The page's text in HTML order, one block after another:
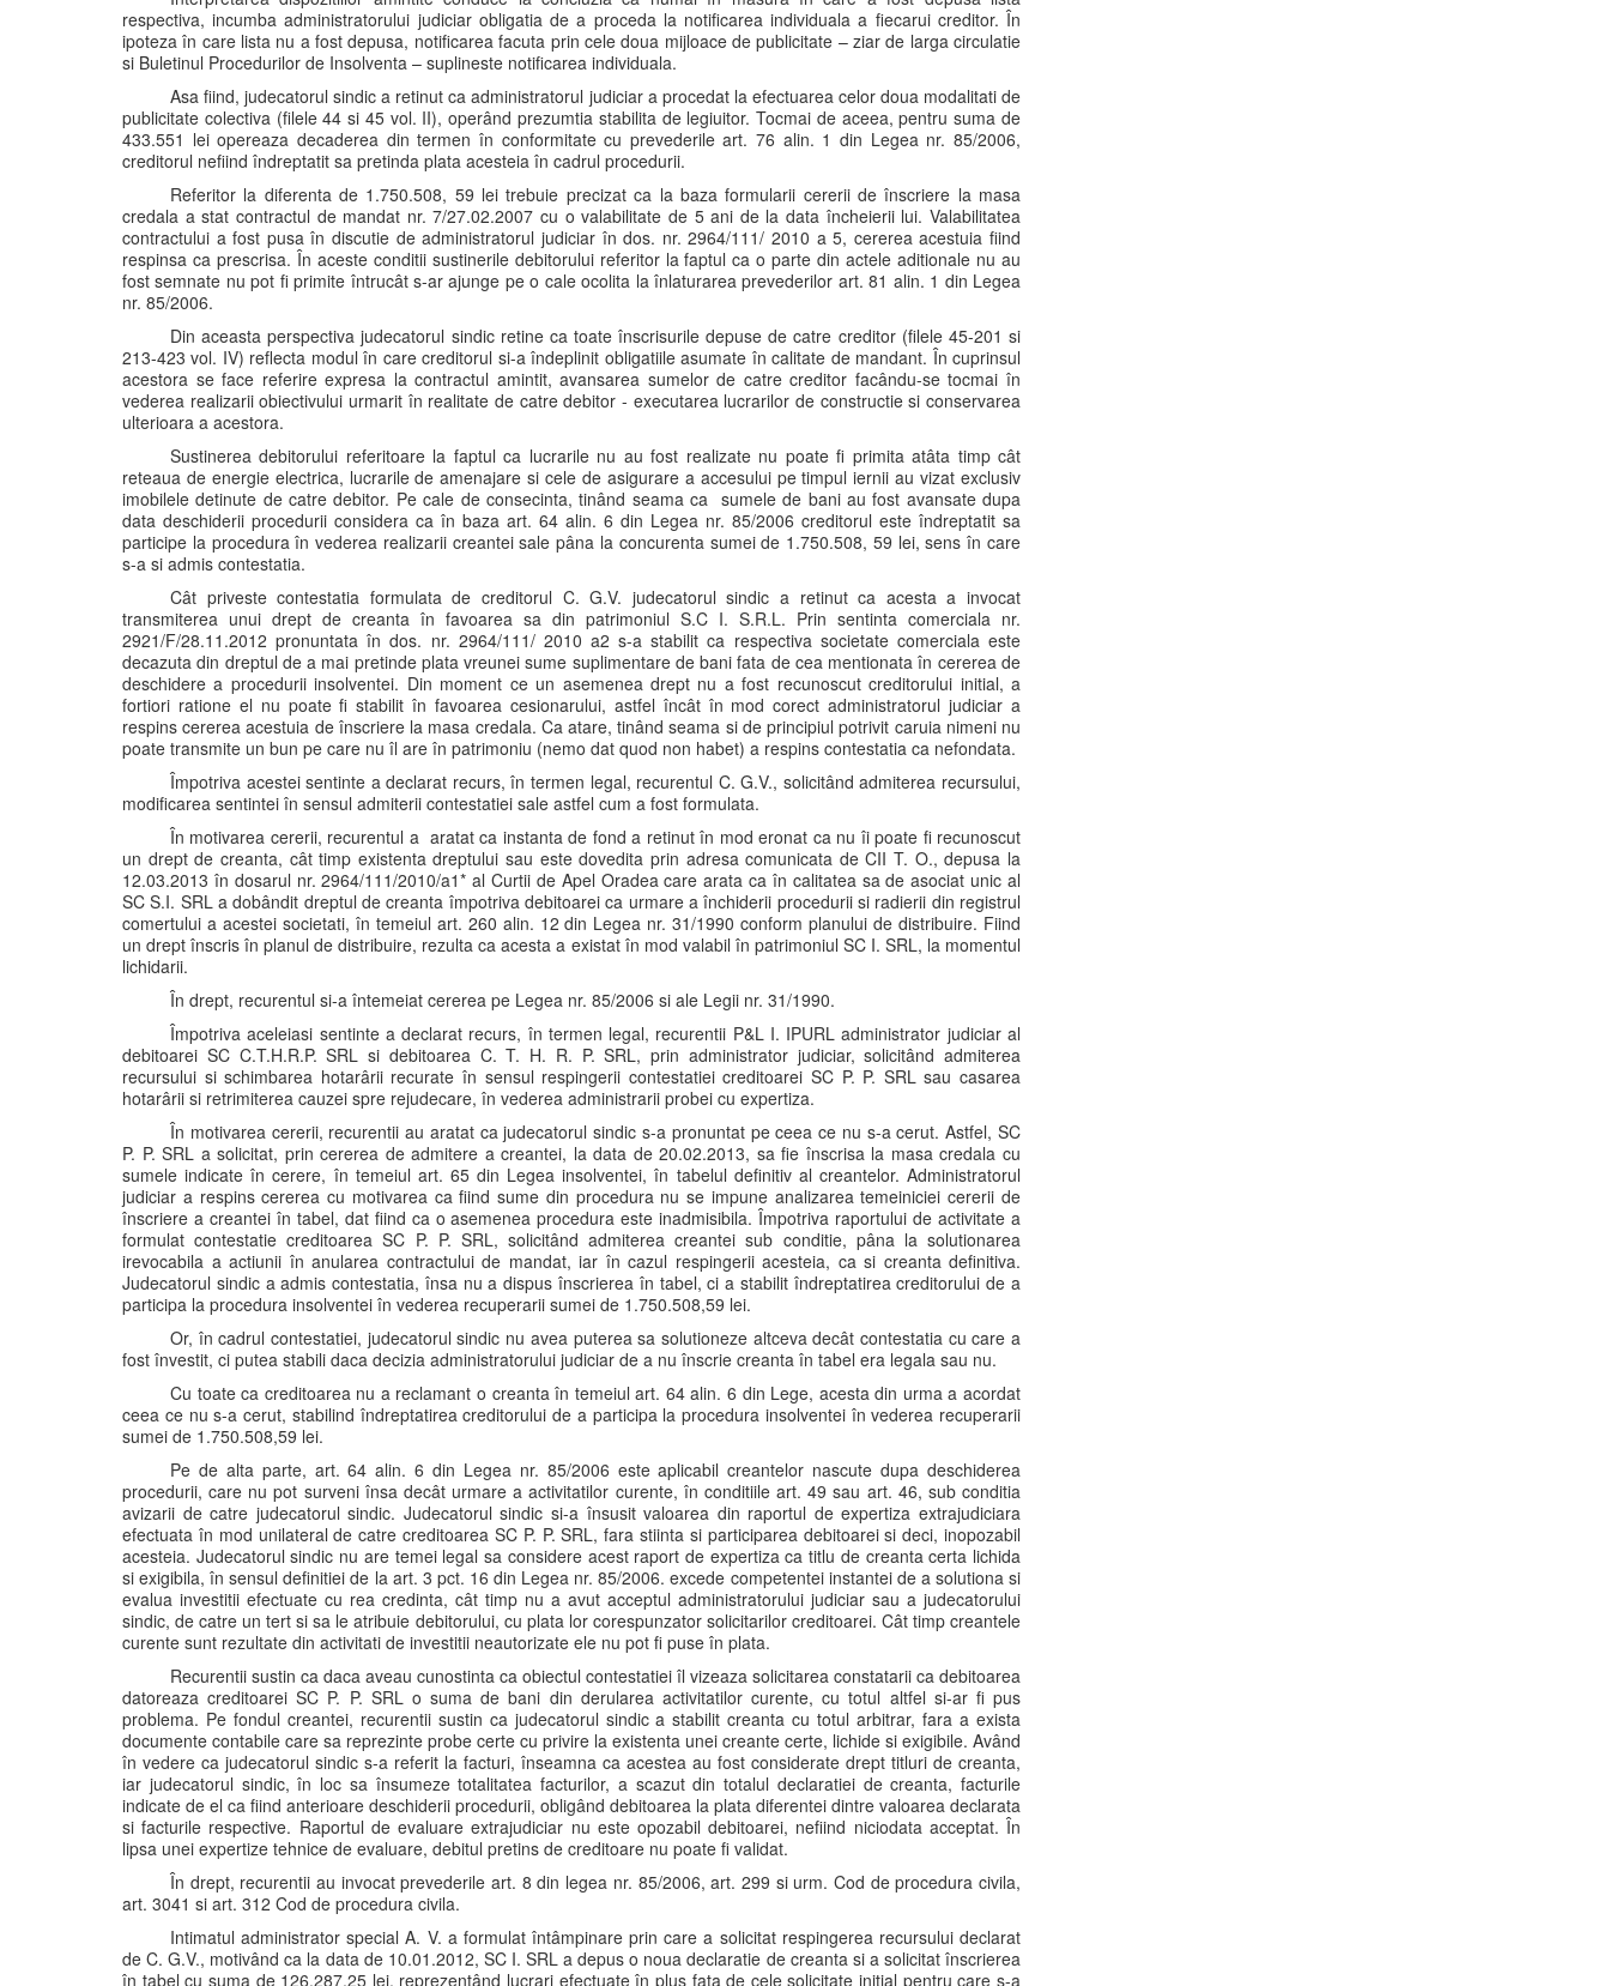
respectiva, incumba administratorului judiciar obligatia de a proceda la notificarea individuala a fiecarui creditor. În
ipoteza în care lista nu a fost depusa, notificarea facuta prin cele doua mijloace de publicitate – ziar de larga circulatie
si Buletinul Procedurilor de Insolventa – suplineste notificarea individuala.
Asa fiind, judecatorul sindic a retinut ca administratorul judiciar a procedat la efectuarea celor doua modalitati de
publicitate colectiva (filele 44 si 45 vol. II), operând prezumtia stabilita de legiuitor. Tocmai de aceea, pentru suma de
433.551 lei opereaza decaderea din termen în conformitate cu prevederile art. 76 alin. 1 din Legea nr. 85/2006,
creditorul nefiind îndreptatit sa pretinda plata acesteia în cadrul procedurii.
Referitor la diferenta de 1.750.508, 59 lei trebuie precizat ca la baza formularii cererii de înscriere la masa
credala a stat contractul de mandat nr. 7/27.02.2007 cu o valabilitate de 5 ani de la data încheierii lui. Valabilitatea
contractului a fost pusa în discutie de administratorul judiciar în dos. nr. 2964/111/ 2010 a 5, cererea acestuia fiind
respinsa ca prescrisa. În aceste conditii sustinerile debitorului referitor la faptul ca o parte din actele aditionale nu au
fost semnate nu pot fi primite întrucât s-ar ajunge pe o cale ocolita la înlaturarea prevederilor art. 81 alin. 1 din Legea
nr. 85/2006.
Din aceasta perspectiva judecatorul sindic retine ca toate înscrisurile depuse de catre creditor (filele 45-201 si
213-423 vol. IV) reflecta modul în care creditorul si-a îndeplinit obligatiile asumate în calitate de mandant. În cuprinsul
acestora se face referire expresa la contractul amintit, avansarea sumelor de catre creditor facându-se tocmai în
vederea realizarii obiectivului urmarit în realitate de catre debitor - executarea lucrarilor de constructie si conservarea
ulterioara a acestora.
Sustinerea debitorului referitoare la faptul ca lucrarile nu au fost realizate nu poate fi primita atâta timp cât
reteaua de energie electrica, lucrarile de amenajare si cele de asigurare a accesului pe timpul iernii au vizat exclusiv
imobilele detinute de catre debitor. Pe cale de consecinta, tinând seama ca sumele de bani au fost avansate dupa
data deschiderii procedurii considera ca în baza art. 64 alin. 6 din Legea nr. 85/2006 creditorul este îndreptatit sa
participe la procedura în vederea realizarii creantei sale pâna la concurenta sumei de 1.750.508, 59 lei, sens în care
s-a si admis contestatia.
Cât priveste contestatia formulata de creditorul C. G.V. judecatorul sindic a retinut ca acesta a invocat
transmiterea unui drept de creanta în favoarea sa din patrimoniul S.C I. S.R.L. Prin sentinta comerciala nr.
2921/F/28.11.2012 pronuntata în dos. nr. 2964/111/ 2010 a2 s-a stabilit ca respectiva societate comerciala este
decazuta din dreptul de a mai pretinde plata vreunei sume suplimentare de bani fata de cea mentionata în cererea de
deschidere a procedurii insolventei. Din moment ce un asemenea drept nu a fost recunoscut creditorului initial, a
fortiori ratione el nu poate fi stabilit în favoarea cesionarului, astfel încât în mod corect administratorul judiciar a
respins cererea acestuia de înscriere la masa credala. Ca atare, tinând seama si de principiul potrivit caruia nimeni nu
poate transmite un bun pe care nu îl are în patrimoniu (nemo dat quod non habet) a respins contestatia ca nefondata.
Împotriva acestei sentinte a declarat recurs, în termen legal, recurentul C. G.V., solicitând admiterea recursului,
modificarea sentintei în sensul admiterii contestatiei sale astfel cum a fost formulata.
În motivarea cererii, recurentul a aratat ca instanta de fond a retinut în mod eronat ca nu îi poate fi recunoscut
un drept de creanta, cât timp existenta dreptului sau este dovedita prin adresa comunicata de CII T. O., depusa la
12.03.2013 în dosarul nr. 2964/111/2010/a1* al Curtii de Apel Oradea care arata ca în calitatea sa de asociat unic al
SC S.I. SRL a dobândit dreptul de creanta împotriva debitoarei ca urmare a închiderii procedurii si radierii din registrul
comertului a acestei societati, în temeiul art. 260 alin. 12 din Legea nr. 31/1990 conform planului de distribuire. Fiind
un drept înscris în planul de distribuire, rezulta ca acesta a existat în mod valabil în patrimoniul SC I. SRL, la momentul
lichidarii.
În drept, recurentul si-a întemeiat cererea pe Legea nr. 85/2006 si ale Legii nr. 31/1990.
Împotriva aceleiasi sentinte a declarat recurs, în termen legal, recurentii P&L I. IPURL administrator judiciar al
debitoarei SC C.T.H.R.P. SRL si debitoarea C. T. H. R. P. SRL, prin administrator judiciar, solicitând admiterea
recursului si schimbarea hotarârii recurate în sensul respingerii contestatiei creditoarei SC P. P. SRL sau casarea
hotarârii si retrimiterea cauzei spre rejudecare, în vederea administrarii probei cu expertiza.
În motivarea cererii, recurentii au aratat ca judecatorul sindic s-a pronuntat pe ceea ce nu s-a cerut. Astfel, SC
P. P. SRL a solicitat, prin cererea de admitere a creantei, la data de 20.02.2013, sa fie înscrisa la masa credala cu
sumele indicate în cerere, în temeiul art. 65 din Legea insolventei, în tabelul definitiv al creantelor. Administratorul
judiciar a respins cererea cu motivarea ca fiind sume din procedura nu se impune analizarea temeiniciei cererii de
înscriere a creantei în tabel, dat fiind ca o asemenea procedura este inadmisibila. Împotriva raportului de activitate a
formulat contestatie creditoarea SC P. P. SRL, solicitând admiterea creantei sub conditie, pâna la solutionarea
irevocabila a actiunii în anularea contractului de mandat, iar în cazul respingerii acesteia, ca si creanta definitiva.
Judecatorul sindic a admis contestatia, însa nu a dispus înscrierea în tabel, ci a stabilit îndreptatirea creditorului de a
participa la procedura insolventei în vederea recuperarii sumei de 1.750.508,59 lei.
Or, în cadrul contestatiei, judecatorul sindic nu avea puterea sa solutioneze altceva decât contestatia cu care a
fost învestit, ci putea stabili daca decizia administratorului judiciar de a nu înscrie creanta în tabel era legala sau nu.
Cu toate ca creditoarea nu a reclamant o creanta în temeiul art. 64 alin. 6 din Lege, acesta din urma a acordat
ceea ce nu s-a cerut, stabilind îndreptatirea creditorului de a participa la procedura insolventei în vederea recuperarii
sumei de 1.750.508,59 lei.
Pe de alta parte, art. 64 alin. 6 din Legea nr. 85/2006 este aplicabil creantelor nascute dupa deschiderea
procedurii, care nu pot surveni însa decât urmare a activitatilor curente, în conditiile art. 49 sau art. 46, sub conditia
avizarii de catre judecatorul sindic. Judecatorul sindic si-a însusit valoarea din raportul de expertiza extrajudiciara
efectuata în mod unilateral de catre creditoarea SC P. P. SRL, fara stiinta si participarea debitoarei si deci, inopozabil
acesteia. Judecatorul sindic nu are temei legal sa considere acest raport de expertiza ca titlu de creanta certa lichida
si exigibila, în sensul definitiei de la art. 3 pct. 16 din Legea nr. 85/2006. excede competentei instantei de a solutiona si
evalua investitii efectuate cu rea credinta, cât timp nu a avut acceptul administratorului judiciar sau a judecatorului
sindic, de catre un tert si sa le atribuie debitorului, cu plata lor corespunzator solicitarilor creditoarei. Cât timp creantele
curente sunt rezultate din activitati de investitii neautorizate ele nu pot fi puse în plata.
Recurentii sustin ca daca aveau cunostinta ca obiectul contestatiei îl vizeaza solicitarea constatarii ca debitoarea
datoreaza creditoarei SC P. P. SRL o suma de bani din derularea activitatilor curente, cu totul altfel si-ar fi pus
problema. Pe fondul creantei, recurentii sustin ca judecatorul sindic a stabilit creanta cu totul arbitrar, fara a exista
documente contabile care sa reprezinte probe certe cu privire la existenta unei creante certe, lichide si exigibile. Având
în vedere ca judecatorul sindic s-a referit la facturi, înseamna ca acestea au fost considerate drept titluri de creanta,
iar judecatorul sindic, în loc sa însumeze totalitatea facturilor, a scazut din totalul declaratiei de creanta, facturile
indicate de el ca fiind anterioare deschiderii procedurii, obligând debitoarea la plata diferentei dintre valoarea declarata
si facturile respective. Raportul de evaluare extrajudiciar nu este opozabil debitoarei, nefiind niciodata acceptat. În
lipsa unei expertize tehnice de evaluare, debitul pretins de creditoare nu poate fi validat.
În drept, recurentii au invocat prevederile art. 8 din legea nr. 85/2006, art. 299 si urm. Cod de procedura civila,
art. 3041 si art. 312 Cod de procedura civila.
Intimatul administrator special A. V. a formulat întâmpinare prin care a solicitat respingerea recursului declarat
de C. G.V., motivând ca la data de 10.01.2012, SC I. SRL a depus o noua declaratie de creanta si a solicitat înscrierea
în tabel cu suma de 126.287,25 lei, reprezentând lucrari efectuate în plus fata de cele solicitate initial pentru care s-a